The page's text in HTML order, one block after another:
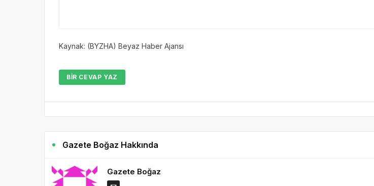
Kaynak: (BYZHA) Beyaz Haber Ajansı
BIR CEVAP YAZ
Gazete Boğaz Hakkında
Gazete Boğaz